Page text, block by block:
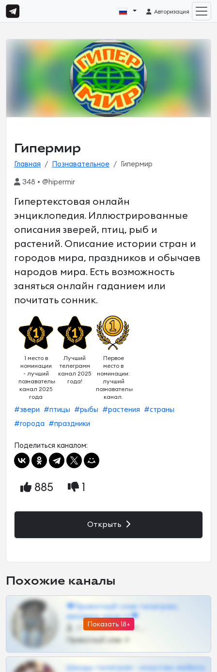
Авторизация
Гипермир
Главная Познавательное Гипермир
348 • @hipermir
Гипертекстовая онлайн
энциклопедия. Иллюстрированные
описания зверей, птиц, рыб и
растений. Описание истории стран и
городов мира, праздников и обычаев
народов мира. Есть возможность
заняться онлайн гаданием или
почитать сонник.
1 место в
номинации
- лучший
познавательный
канал 2025
года
Лучший
телеграмм
канал 2025
года!
Первое
место в
номинации:
лучший
познавательный
канал.
#звери #птицы #рыбы #растения
#страны
#города
#праздники
Поделиться каналом:
885 1
Открыть
Похожие каналы
Показать 18+
❤Приватный слив телеграм,
шкодных шкур тг❤
57 •
Приватный слив тг
Шкоды телеграм - искуство любить